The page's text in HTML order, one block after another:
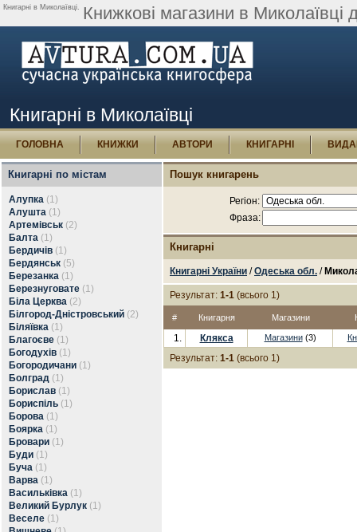
Книгарні в Миколаївці. Книжкові магазини в Миколаївці
Книгарні в Миколаївці
ГОЛОВНА КНИЖКИ АВТОРИ КНИГАРНІ
Книгарні по містам
Алупка (1)
Алушта (1)
Артемівськ (2)
Балта (1)
Бердичів (1)
Бердянськ (5)
Березанка (1)
Березнуговате (1)
Біла Церква (2)
Білгород-Дністровський (2)
Біляївка (1)
Благоєве (1)
Богодухів (1)
Богородичани (1)
Болград (1)
Борислав (1)
Бориспіль (1)
Борова (1)
Боярка (1)
Бровари (1)
Буди (1)
Буча (1)
Варва (1)
Васильківка (1)
Великий Бурлук (1)
Веселе (1)
Пошук книгарень
Регіон:
Фраза:
Книгарні
Книгарні України /Одеська обл. /
Результат: 1-1 (всього 1)
# Книгарня Магазини
1. Клякса Магазини(3)
Результат: 1-1 (всього 1)